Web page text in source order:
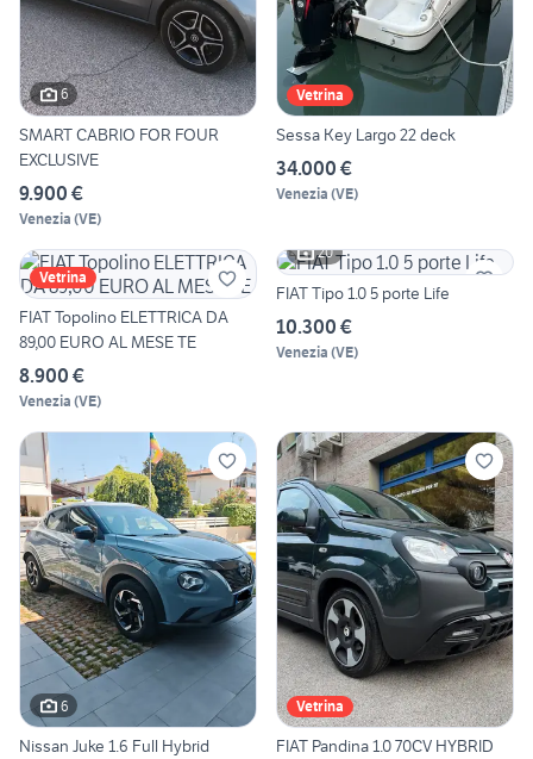
6
SMART CABRIO FOR FOUR
EXCLUSIVE
9.900 €
Venezia (VE)
Vetrina
Sessa Key Largo 22 deck
34.000 €
Venezia (VE)
Vetrina
FIAT Topolino ELETTRICA DA
89,00 EURO AL MESE TE
8.900 €
Venezia (VE)
20
FIAT Tipo 1.0 5 porte Life
10.300 €
Venezia (VE)
6
Nissan Juke 1.6 Full Hybrid
Vetrina
FIAT Pandina 1.0 70CV HYBRID